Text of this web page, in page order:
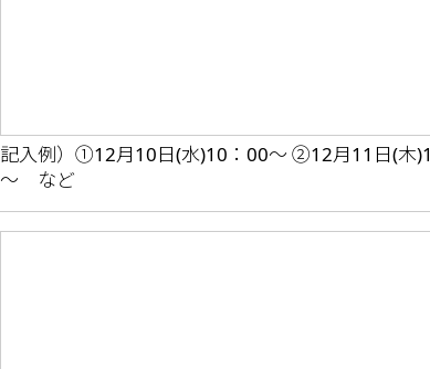
記入例）①12月10日(水)10：00～ ②12月11日(木
～ など